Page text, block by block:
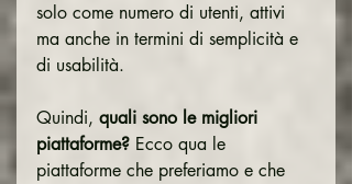
solo come numero di utenti, attivi
ma anche in termini di semplicità e
di usabilità.
Quindi, quali sono le migliori
piattaforme? Ecco qua le
piattaforme che preferiamo e che